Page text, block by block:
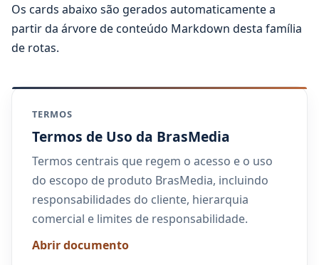
Os cards abaixo são gerados automaticamente a
partir da árvore de conteúdo Markdown desta família
de rotas.
TERMOS
Termos de Uso da BrasMedia
Termos centrais que regem o acesso e o uso
do escopo de produto BrasMedia, incluindo
responsabilidades do cliente, hierarquia
comercial e limites de responsabilidade.
Abrir documento